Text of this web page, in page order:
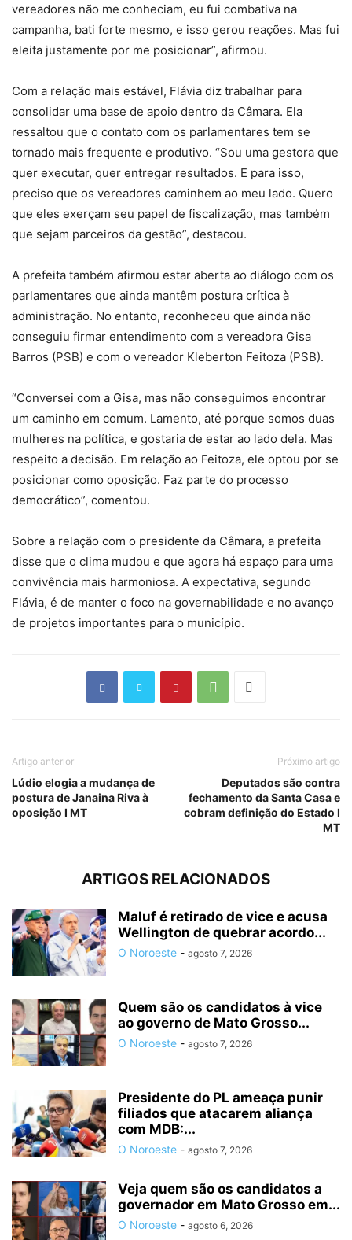
vereadores não me conheciam, eu fui combativa na
campanha, bati forte mesmo, e isso gerou reações. Mas fui
eleita justamente por me posicionar”, afirmou.
Com a relação mais estável, Flávia diz trabalhar para
consolidar uma base de apoio dentro da Câmara. Ela
ressaltou que o contato com os parlamentares tem se
tornado mais frequente e produtivo. “Sou uma gestora que
quer executar, quer entregar resultados. E para isso,
preciso que os vereadores caminhem ao meu lado. Quero
que eles exerçam seu papel de fiscalização, mas também
que sejam parceiros da gestão”, destacou.
A prefeita também afirmou estar aberta ao diálogo com os
parlamentares que ainda mantêm postura crítica à
administração. No entanto, reconheceu que ainda não
conseguiu firmar entendimento com a vereadora Gisa
Barros (PSB) e com o vereador Kleberton Feitoza (PSB).
“Conversei com a Gisa, mas não conseguimos encontrar
um caminho em comum. Lamento, até porque somos duas
mulheres na política, e gostaria de estar ao lado dela. Mas
respeito a decisão. Em relação ao Feitoza, ele optou por se
posicionar como oposição. Faz parte do processo
democrático”, comentou.
Sobre a relação com o presidente da Câmara, a prefeita
disse que o clima mudou e que agora há espaço para uma
convivência mais harmoniosa. A expectativa, segundo
Flávia, é de manter o foco na governabilidade e no avanço
de projetos importantes para o município.
Artigo anterior
Lúdio elogia a mudança de
postura de Janaina Riva à
oposição I MT
Próximo artigo
Deputados são contra
fechamento da Santa Casa e
cobram definição do Estado I
MT
ARTIGOS RELACIONADOS
Maluf é retirado de vice e acusa
Wellington de quebrar acordo...
O Noroeste - agosto 7, 2026
Quem são os candidatos à vice
ao governo de Mato Grosso...
O Noroeste - agosto 7, 2026
Presidente do PL ameaça punir
filiados que atacarem aliança
com MDB:...
O Noroeste - agosto 7, 2026
Veja quem são os candidatos a
governador em Mato Grosso em...
O Noroeste - agosto 6, 2026